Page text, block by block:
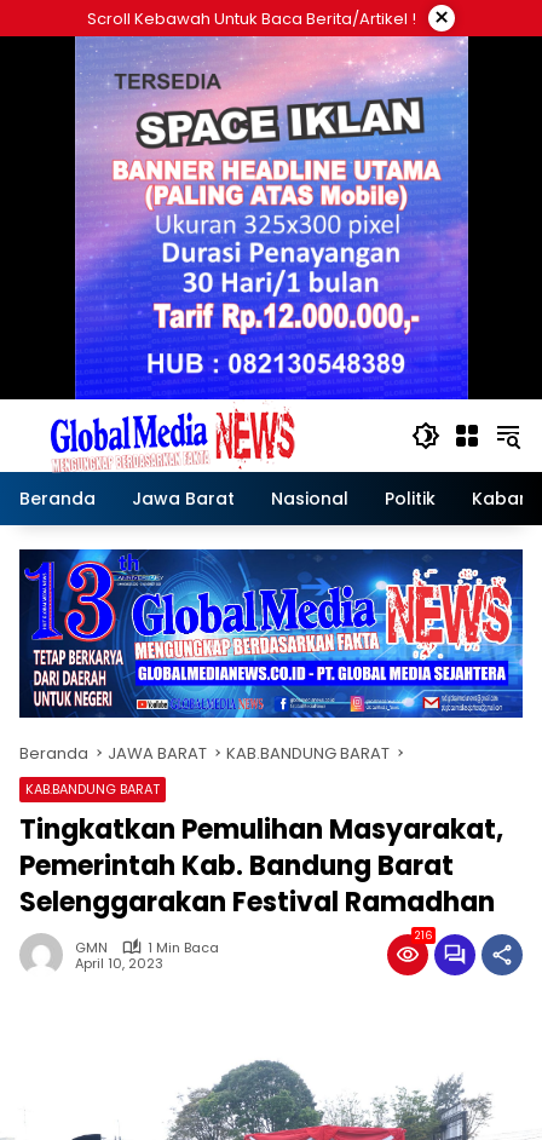
ke
Scroll Kebawah Untuk Baca Berita/artikel ! ×
Beranda Jawa Barat Nasional Politik Kabar
Beranda JAWA BARAT KAB.BANDUNG BARAT
KAB.BANDUNG BARAT
Tingkatkan Pemulihan Masyarakat,
Pemerintah Kab. Bandung Barat
Selenggarakan Festival Ramadhan
GMN
1 Min Baca
April 10, 2023
216